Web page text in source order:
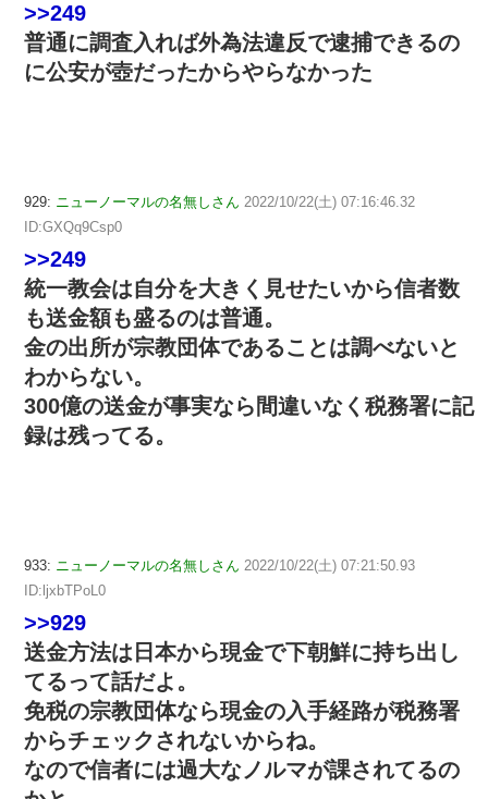
>>249
普通に調査入れば外為法違反で逮捕できるの
に公安が壺だったからやらなかった
929: ニューノーマルの名無しさん 2022/10/22(土) 07:16:46.32
ID:GXQq9Csp0
>>249
統一教会は自分を大きく見せたいから信者数
も送金額も盛るのは普通。
金の出所が宗教団体であることは調べないと
わからない。
300億の送金が事実なら間違いなく税務署に記
録は残ってる。
933: ニューノーマルの名無しさん 2022/10/22(土) 07:21:50.93
ID:ljxbTPoL0
>>929
送金方法は日本から現金で下朝鮮に持ち出し
てるって話だよ。
免税の宗教団体なら現金の入手経路が税務署
からチェックされないからね。
なので信者には過大なノルマが課されてるの